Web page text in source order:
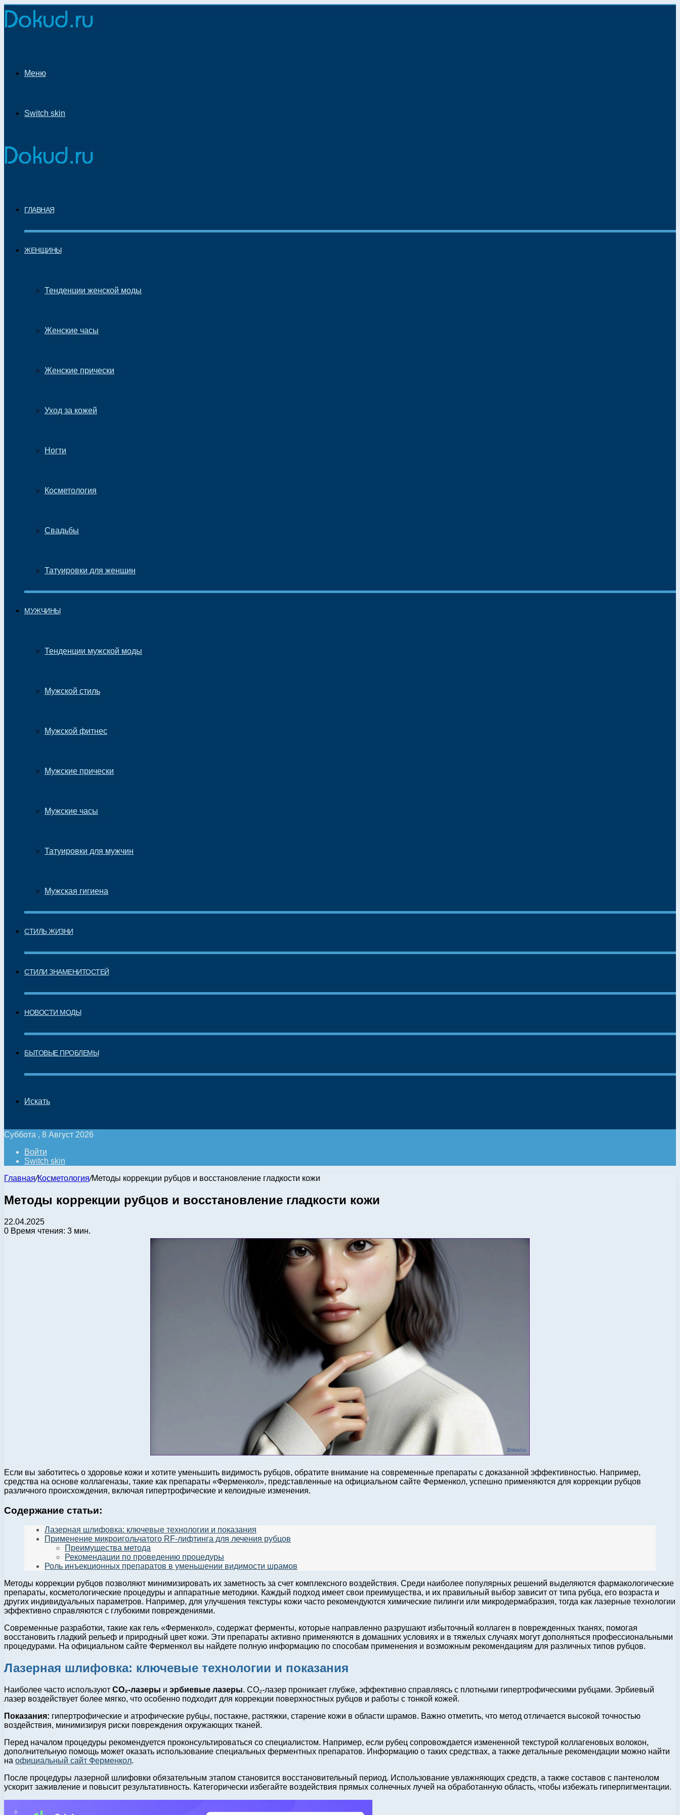
Меню
Switch skin
ГЛАВНАЯ
ЖЕНЩИНЫ
Тенденции женской моды
Женские часы
Женские прически
Уход за кожей
Ногти
Косметология
Свадьбы
Татуировки для женщин
МУЖЧИНЫ
Тенденции мужской моды
Мужской стиль
Мужской фитнес
Мужские прически
Мужские часы
Татуировки для мужчин
Мужская гигиена
СТИЛЬ ЖИЗНИ
СТИЛИ ЗНАМЕНИТОСТЕЙ
НОВОСТИ МОДЫ
БЫТОВЫЕ ПРОБЛЕМЫ
Искать
Суббота , 8 Август 2026
Войти
Switch skin
Главная/Косметология/Методы коррекции рубцов и восстановление гладкости кожи
Методы коррекции рубцов и восстановление гладкости кожи
22.04.2025
0 Время чтения: 3 мин.
Если вы заботитесь о здоровье кожи и хотите уменьшить видимость рубцов, обратите внимание на современные препараты с доказанной эффективностью. Например,
средства на основе коллагеназы, такие как препараты «Ферменкол», представленные на официальном сайте Ферменкол, успешно применяются для коррекции рубцов
различного происхождения, включая гипертрофические и келоидные изменения.
Содержание статьи:
Лазерная шлифовка: ключевые технологии и показания
Применение микроигольчатого RF-лифтинга для лечения рубцов
Преимущества метода
Рекомендации по проведению процедуры
Роль инъекционных препаратов в уменьшении видимости шрамов
Методы коррекции рубцов позволяют минимизировать их заметность за счет комплексного воздействия. Среди наиболее популярных решений выделяются фармакологические
препараты, косметологические процедуры и аппаратные методики. Каждый подход имеет свои преимущества, и их правильный выбор зависит от типа рубца, его возраста и
других индивидуальных параметров. Например, для улучшения текстуры кожи часто рекомендуются химические пилинги или микродермабразия, тогда как лазерные технологии
эффективно справляются с глубокими повреждениями.
Современные разработки, такие как гель «Ферменкол», содержат ферменты, которые направленно разрушают избыточный коллаген в поврежденных тканях, помогая
восстановить гладкий рельеф и природный цвет кожи. Эти препараты активно применяются в домашних условиях и в тяжелых случаях могут дополняться профессиональными
процедурами. На официальном сайте Ферменкол вы найдете полную информацию по способам применения и возможным рекомендациям для различных типов рубцов.
Лазерная шлифовка: ключевые технологии и показания
Наиболее часто используют CO₂-лазеры и эрбиевые лазеры. CO₂-лазер проникает глубже, эффективно справляясь с плотными гипертрофическими рубцами. Эрбиевый
лазер воздействует более мягко, что особенно подходит для коррекции поверхностных рубцов и работы с тонкой кожей.
Показания: гипертрофические и атрофические рубцы, постакне, растяжки, старение кожи в области шрамов. Важно отметить, что метод отличается высокой точностью
воздействия, минимизируя риски повреждения окружающих тканей.
Перед началом процедуры рекомендуется проконсультироваться со специалистом. Например, если рубец сопровождается измененной текстурой коллагеновых волокон,
дополнительную помощь может оказать использование специальных ферментных препаратов. Информацию о таких средствах, а также детальные рекомендации можно найти
на официальный сайт Ферменкол.
После процедуры лазерной шлифовки обязательным этапом становится восстановительный период. Использование увлажняющих средств, а также составов с пантенолом
ускорит заживление и повысит результативность. Категорически избегайте воздействия прямых солнечных лучей на обработанную область, чтобы избежать гиперпигментации.